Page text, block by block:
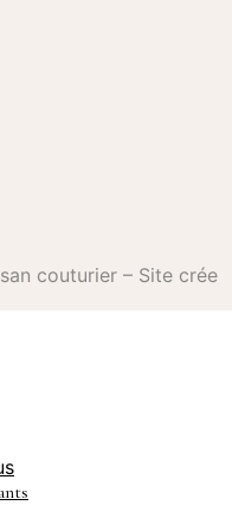
couturier – Site crée